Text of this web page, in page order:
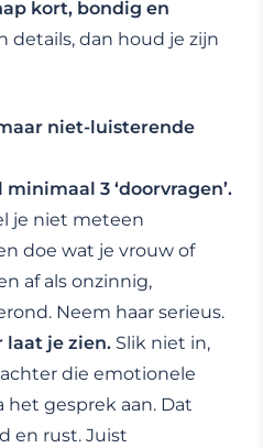
kort, bondig en
details, dan houd je zijn
niet-luisterende
3 ‘doorvragen’.
je niet meteen
doe wat je vrouw of
af als onzinnig,
Neem haar serieus.
laat je zien. Slik niet in,
die emotionele
gesprek aan. Dat
en rust. Juist